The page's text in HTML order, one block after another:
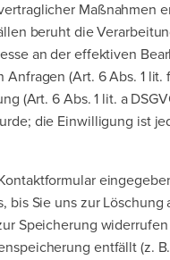
Maßnahmen
beruht die
an der effektiven
(Art. 6 Abs. 1 lit.
(Art. 6 Abs. 1 lit. a
die Einwilligung ist
bis Sie uns zur Löschung
Speicherung
entfällt (z.